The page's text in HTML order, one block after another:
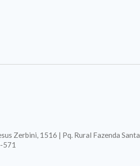
Zerbini, 1516 | Pq. Rural Fazenda Santa
571